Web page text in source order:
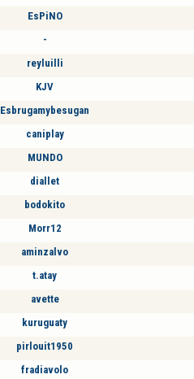
EsPiNO
-
reyluilli
KJV
Esbrugamybesugan
caniplay
MUNDO
diallet
bodokito
Morr12
aminzalvo
t.atay
avette
kuruguaty
pirlouit1950
fradiavolo